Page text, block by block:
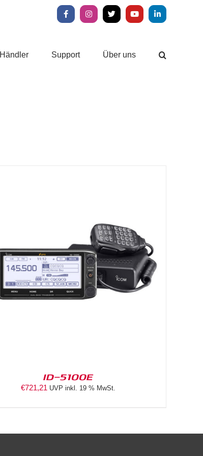
FacebookInstagram
X YouTubeLinkedIn
Händler Support Über uns
ID-5100E
€721,21 UVP inkl. 19 % MwSt.